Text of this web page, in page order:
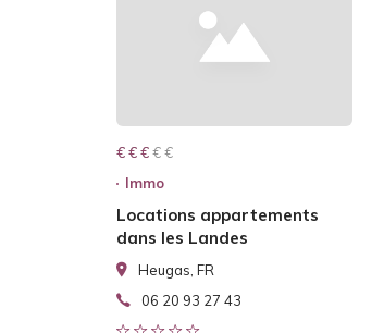
€ € € € €
€ € €
Immo
Locations appartements
dans les Landes
Heugas, FR
06 20 93 27 43